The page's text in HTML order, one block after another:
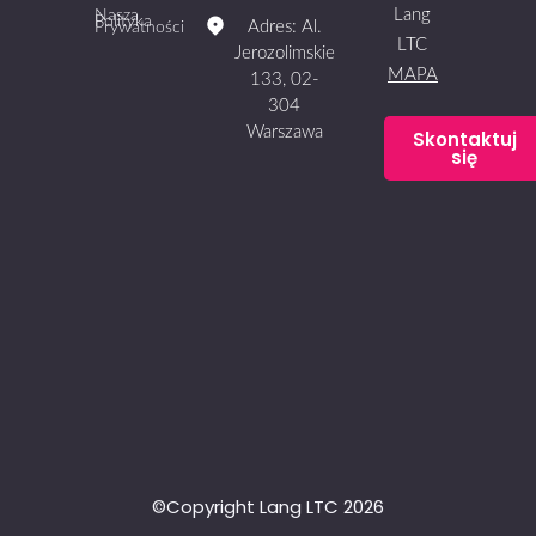
Nasza
Polityka
Prywatności
Adres: Al.
Jerozolimskie
133, 02-
304
Warszawa
Lang
LTC
MAPA
Skontaktuj
się
©Copyright Lang LTC 2026